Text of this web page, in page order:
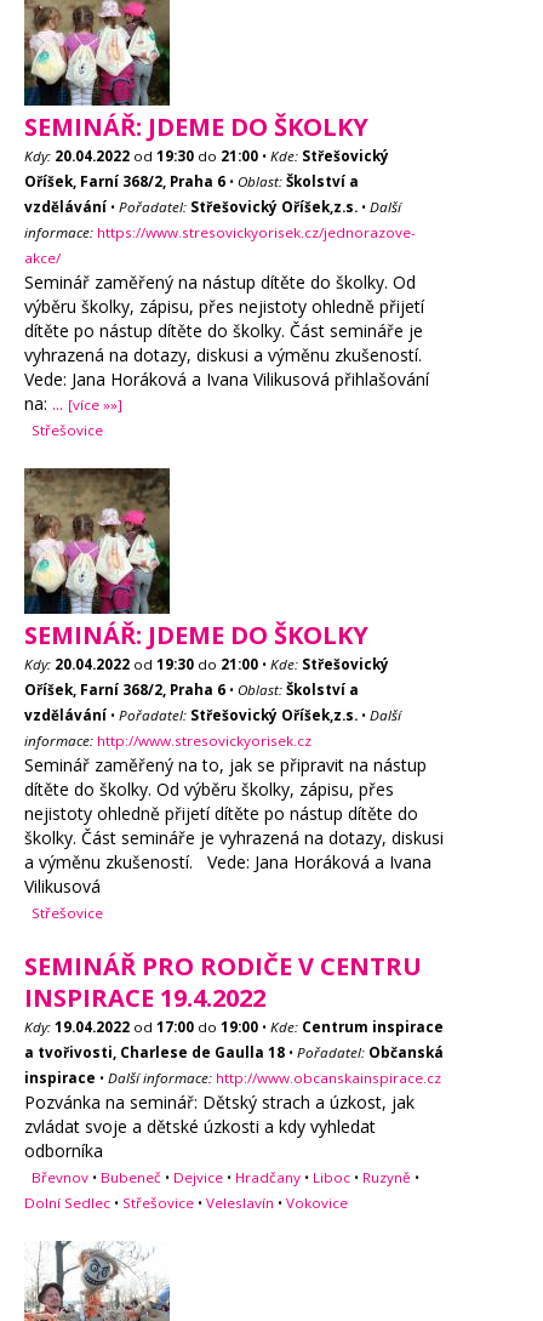
SEMINÁŘ: JDEME DO ŠKOLKY
Kdy: 20.04.2022 od 19:30 do 21:00 • Kde: Střešovický
Oříšek, Farní 368/2, Praha 6 • Oblast: Školství a
vzdělávání • Pořadatel: Střešovický Oříšek,z.s. • Další
informace: https://www.stresovickyorisek.cz/jednorazove-
akce/
Seminář zaměřený na nástup dítěte do školky. Od
výběru školky, zápisu, přes nejistoty ohledně přijetí
dítěte po nástup dítěte do školky. Část semináře je
vyhrazená na dotazy, diskusi a výměnu zkušeností.
Vede: Jana Horáková a Ivana Vilikusová přihlašování
na: ... [více »»]
Střešovice
SEMINÁŘ: JDEME DO ŠKOLKY
Kdy: 20.04.2022 od 19:30 do 21:00 • Kde: Střešovický
Oříšek, Farní 368/2, Praha 6 • Oblast: Školství a
vzdělávání • Pořadatel: Střešovický Oříšek,z.s. • Další
informace: http://www.stresovickyorisek.cz
Seminář zaměřený na to, jak se připravit na nástup
dítěte do školky. Od výběru školky, zápisu, přes
nejistoty ohledně přijetí dítěte po nástup dítěte do
školky. Část semináře je vyhrazená na dotazy, diskusi
a výměnu zkušeností. Vede: Jana Horáková a Ivana
Vilikusová
Střešovice
SEMINÁŘ PRO RODIČE V CENTRU
INSPIRACE 19.4.2022
Kdy: 19.04.2022 od 17:00 do 19:00 • Kde: Centrum inspirace
a tvořivosti, Charlese de Gaulla 18 • Pořadatel: Občanská
inspirace • Další informace: http://www.obcanskainspirace.cz
Pozvánka na seminář: Dětský strach a úzkost, jak
zvládat svoje a dětské úzkosti a kdy vyhledat
odborníka
Břevnov • Bubeneč • Dejvice • Hradčany • Liboc • Ruzyně •
Dolní Sedlec • Střešovice • Veleslavín • Vokovice